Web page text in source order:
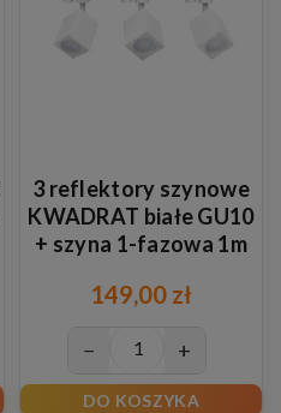
3 reflektory szynowe
KWADRAT białe GU10
+ szyna 1-fazowa 1m
149,00 zł
− +
DO KOSZYKA